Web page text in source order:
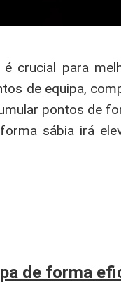
crucial para
de equipa,
pontos de
sábia irá
de forma